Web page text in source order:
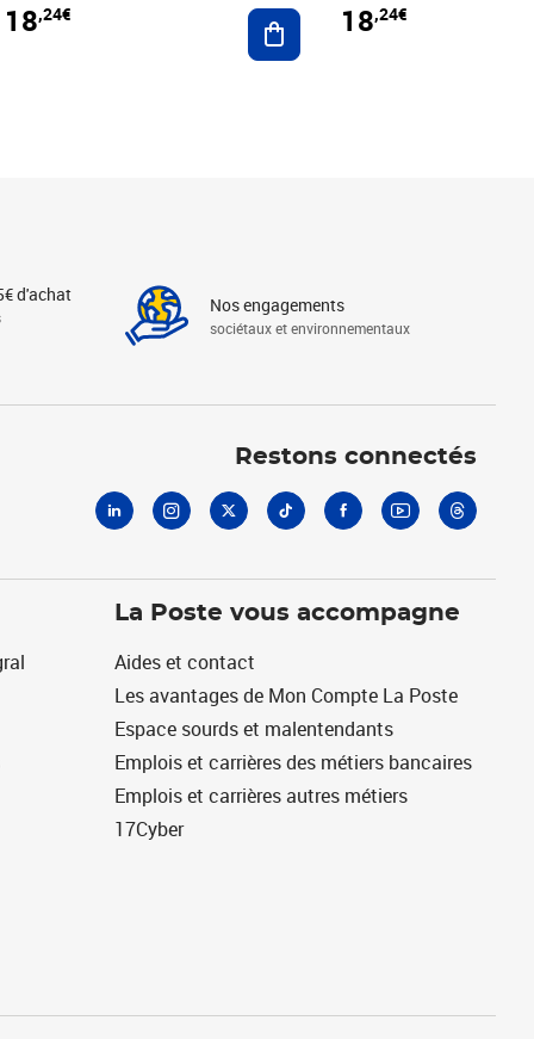
au panier
18,24€ Ajouter au panier
18,24€
d'achat Nos engagements
sociétaux et environnementaux
Restons connectés
La Poste vous accompagne
Aides et contact
Les avantages de Mon Compte La Poste
Espace sourds et malentendants
Emplois et carrières des métiers bancaires
Emplois et carrières autres métiers
17Cyber